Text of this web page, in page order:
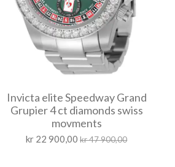
Invicta elite Speedway Grand
Grupier 4 ct diamonds swiss
movments
kr 22 900,00 kr 47 900,00